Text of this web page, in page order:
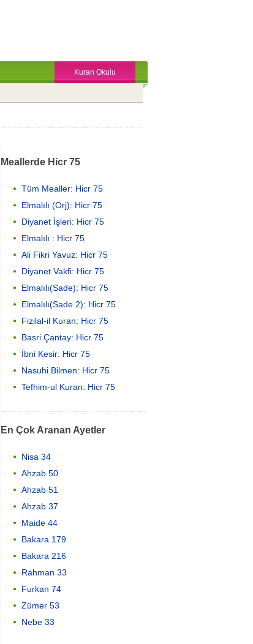
Kuran Okulu
Meallerde Hicr 75
Tüm Mealler: Hicr 75
Elmalılı (Orj): Hicr 75
Diyanet İşleri: Hicr 75
Elmalılı : Hicr 75
Ali Fikri Yavuz: Hicr 75
Diyanet Vakfi: Hicr 75
Elmalılı(Sade): Hicr 75
Elmalılı(Sade 2): Hicr 75
Fizilal-il Kuran: Hicr 75
Basri Çantay: Hicr 75
İbni Kesir: Hicr 75
Nasuhi Bilmen: Hicr 75
Tefhim-ul Kuran: Hicr 75
En Çok Aranan Ayetler
Nisa 34
Ahzab 50
Ahzab 51
Ahzab 37
Maide 44
Bakara 179
Bakara 216
Rahman 33
Furkan 74
Zümer 53
Nebe 33